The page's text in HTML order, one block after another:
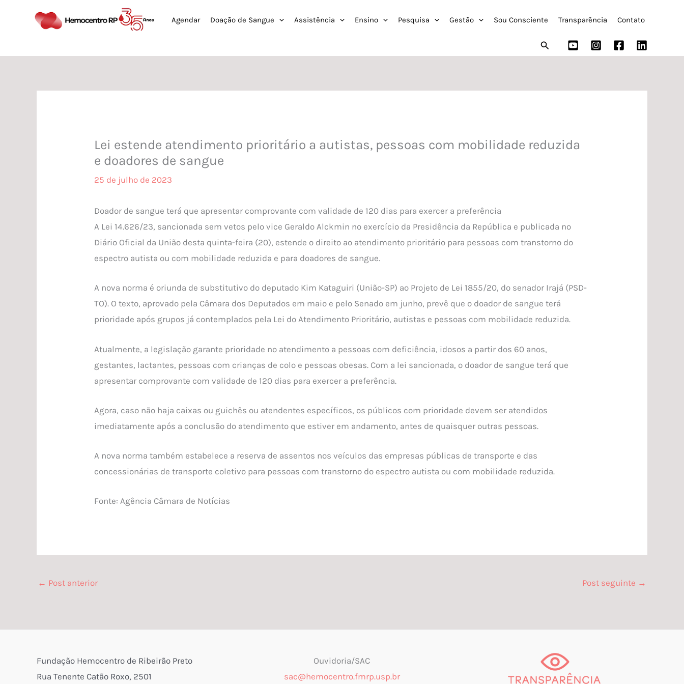
conteúdo
Agendar Doação de Sangue Assistência Ensino Pesquisa Gestão Sou Consciente Transparência Contato
Pesquisar
Lei estende atendimento prioritário a autistas, pessoas com mobilidade reduzida
e doadores de sangue
25 de julho de 2023
Doador de sangue terá que apresentar comprovante com validade de 120 dias para exercer a preferência
A Lei 14.626/23, sancionada sem vetos pelo vice Geraldo Alckmin no exercício da Presidência da República e publicada no
Diário Oficial da União desta quinta-feira (20), estende o direito ao atendimento prioritário para pessoas com transtorno do
espectro autista ou com mobilidade reduzida e para doadores de sangue.
A nova norma é oriunda de substitutivo do deputado Kim Kataguiri (União-SP) ao Projeto de Lei 1855/20, do senador Irajá (PSD-
TO). O texto, aprovado pela Câmara dos Deputados em maio e pelo Senado em junho, prevê que o doador de sangue terá
prioridade após grupos já contemplados pela Lei do Atendimento Prioritário, autistas e pessoas com mobilidade reduzida.
Atualmente, a legislação garante prioridade no atendimento a pessoas com deficiência, idosos a partir dos 60 anos,
gestantes, lactantes, pessoas com crianças de colo e pessoas obesas. Com a lei sancionada, o doador de sangue terá que
apresentar comprovante com validade de 120 dias para exercer a preferência.
Agora, caso não haja caixas ou guichês ou atendentes específicos, os públicos com prioridade devem ser atendidos
imediatamente após a conclusão do atendimento que estiver em andamento, antes de quaisquer outras pessoas.
A nova norma também estabelece a reserva de assentos nos veículos das empresas públicas de transporte e das
concessionárias de transporte coletivo para pessoas com transtorno do espectro autista ou com mobilidade reduzida.
Fonte: Agência Câmara de Notícias
← Post anterior Post seguinte →
Fundação Hemocentro de Ribeirão Preto
Rua Tenente Catão Roxo, 2501
Ouvidoria/SAC
sac@hemocentro.fmrp.usp.br